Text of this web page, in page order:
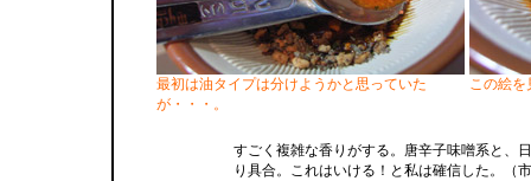
最初は油タイプは分けようかと思っていた
が・・・。
この絵を
すごく複雑な香りがする。唐辛子味噌系と、
り具合。これはいける！と私は確信した。（